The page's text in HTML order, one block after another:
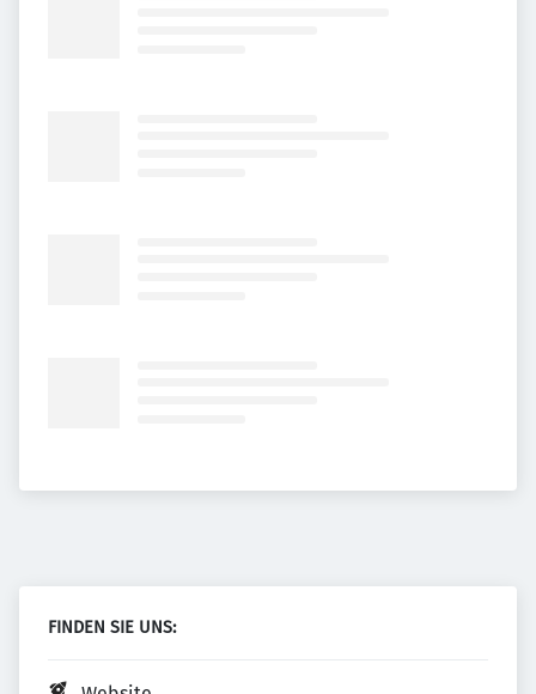
FINDEN SIE UNS: